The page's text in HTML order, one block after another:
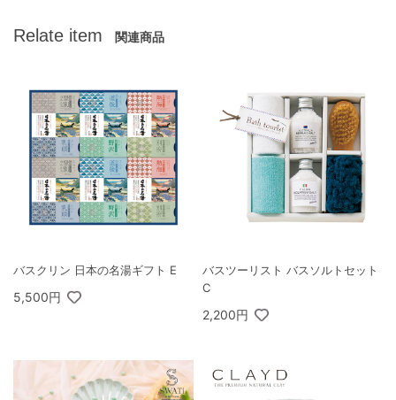
Relate item 関連商品
バスクリン 日本の名湯ギフト E
5,500円
バスツーリスト バスソルトセット
C
2,200円